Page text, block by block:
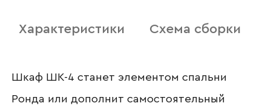
Характеристики Схема сборки
Шкаф ШК-4 станет элементом спальни
Ронда или дополнит самостоятельный